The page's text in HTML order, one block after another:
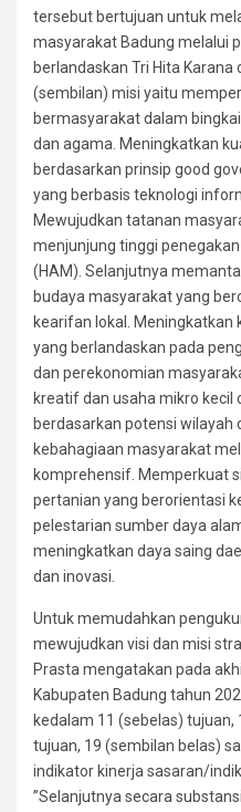
tersebut bertujuan untuk
masyarakat Badung melalui
berlandaskan Tri Hita
(sembilan) misi yaitu
bermasyarakat dalam
dan agama. Meningkatkan
berdasarkan prinsip good
yang berbasis teknologi
Mewujudkan tatanan
menjunjung tinggi
(HAM). Selanjutnya
budaya masyarakat yang
kearifan lokal. Meningkatkan
yang berlandaskan pada
dan perekonomian
kreatif dan usaha mikro kecil
berdasarkan potensi
kebahagiaan masyarakat
komprehensif. Memperkuat
pertanian yang berorientasi
pelestarian sumber daya
meningkatkan daya saing
dan inovasi.
Untuk memudahkan
mewujudkan visi dan misi
Prasta mengatakan pada
Kabupaten Badung tahun
kedalam 11 (sebelas)
tujuan, 19 (sembilan belas)
indikator kinerja sasaran/
”Selanjutnya secara